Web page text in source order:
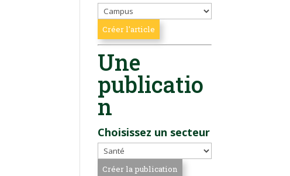
Une
publicatio
n
Choisissez un secteur